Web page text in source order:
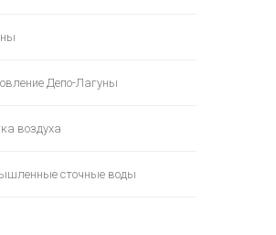
Депо-Лагуны
воздуха
сточные воды